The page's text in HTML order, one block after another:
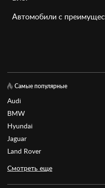
Автомобили с
Самые популярные
Audi
BMW
Hyundai
Jaguar
Land Rover
Смотреть еще